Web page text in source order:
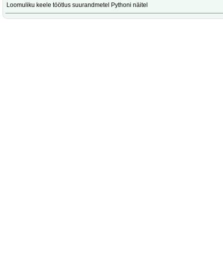
Loomuliku keele töötlus suurandmetel Pythoni näitel